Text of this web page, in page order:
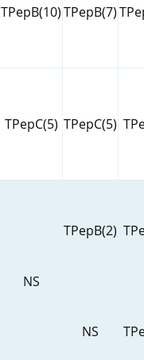
TPepB(10)TPepB(7)
TPepC(5) TPepC(5)
NS
TPepB(2)
NS